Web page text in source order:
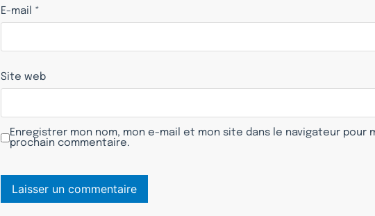
E-mail *
Site web
Enregistrer mon nom, mon e-mail et mon site dans le navigateur pour
prochain commentaire.